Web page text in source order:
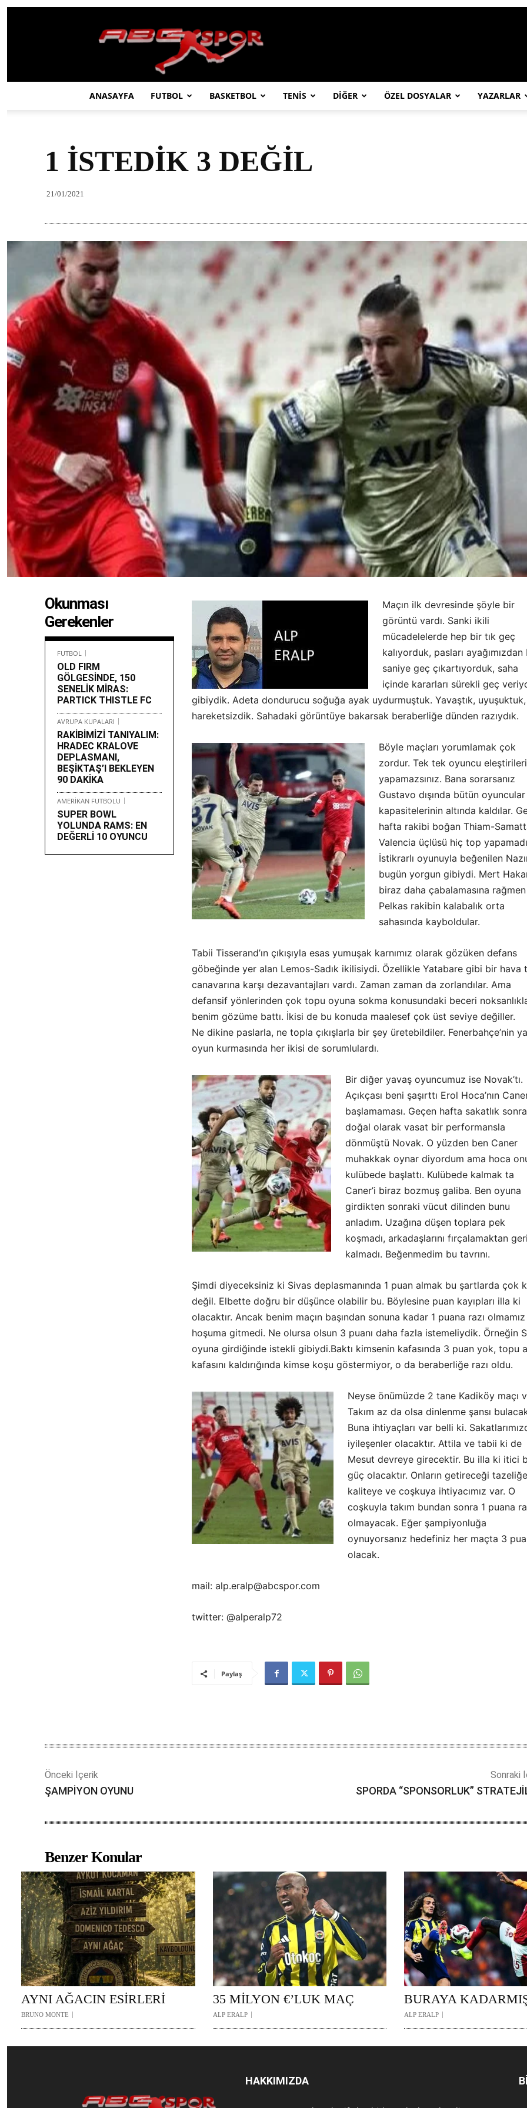
ABC
SPOR
ANASAYFA FUTBOL BASKETBOL TENİS DİĞER ÖZEL DOSYALAR YAZARLAR
1 İSTEDİK 3 DEĞİL
21/01/2021
Okunması
Gerekenler
FUTBOL
OLD FIRM
GÖLGESİNDE, 150
SENELİK MİRAS:
PARTICK THISTLE FC
AVRUPA KUPALARI
RAKİBİMİZİ TANIYALIM:
HRADEC KRALOVE
DEPLASMANI,
BEŞİKTAŞ’I BEKLEYEN
90 DAKİKA
AMERİKAN FUTBOLU
SUPER BOWL
YOLUNDA RAMS: EN
DEĞERLİ 10 OYUNCU
Maçın ilk devresinde şöyle bir
görüntü vardı. Sanki ikili
mücadelelerde hep bir tık geç
kalıyorduk, pasları ayağımızdan
saniye geç çıkartıyorduk, saha
içinde kararları sürekli geç
gibiydik. Adeta dondurucu soğuğa ayak uydurmuştuk. Yavaştık, uyuşuktuk,
hareketsizdik. Sahadaki görüntüye bakarsak beraberliğe dünden razıydık.
Böyle maçları yorumlamak çok
zordur. Tek tek oyuncu
yapamazsınız. Bana sorarsanız
Gustavo dışında bütün oyuncular
kapasitelerinin altında kaldılar.
hafta rakibi boğan Thiam-
Valencia üçlüsü hiç top
İstikrarlı oyunuyla beğenilen
bugün yorgun gibiydi. Mert
biraz daha çabalamasına rağmen
Pelkas rakibin kalabalık orta
sahasında kayboldular.
Tabii Tisserand’ın çıkışıyla esas yumuşak karnımız olarak gözüken defans
göbeğinde yer alan Lemos-Sadık ikilisiydi. Özellikle Yatabare gibi bir hava
canavarına karşı dezavantajları vardı. Zaman zaman da zorlandılar. Ama
defansif yönlerinden çok topu oyuna sokma konusundaki beceri
benim gözüme battı. İkisi de bu konuda maalesef çok üst seviye değiller.
Ne dikine paslarla, ne topla çıkışlarla bir şey üretebildiler. Fenerbahçe’nin
oyun kurmasında her ikisi de sorumlulardı.
Bir diğer yavaş oyuncumuz ise Novak’tı.
Açıkçası beni şaşırttı Erol Hoca’nın
başlamaması. Geçen hafta sakatlık
doğal olarak vasat bir performansla
dönmüştü Novak. O yüzden ben Caner
muhakkak oynar diyordum ama hoca
kulübede başlattı. Kulübede kalmak ta
Caner’i biraz bozmuş galiba. Ben oyuna
girdikten sonraki vücut dilinden bunu
anladım. Uzağına düşen toplara pek
koşmadı, arkadaşlarını fırçalamaktan geri
kalmadı. Beğenmedim bu tavrını.
Şimdi diyeceksiniz ki Sivas deplasmanında 1 puan almak bu şartlarda çok
değil. Elbette doğru bir düşünce olabilir bu. Böylesine puan kayıpları illa ki
olacaktır. Ancak benim maçın başından sonuna kadar 1 puana razı olmamız
hoşuma gitmedi. Ne olursa olsun 3 puanı daha fazla istemeliydik. Örneğin
oyuna girdiğinde istekli gibiydi.Baktı kimsenin kafasında 3 puan yok, topu
kafasını kaldırığında kimse koşu göstermiyor, o da beraberliğe razı oldu.
Neyse önümüzde 2 tane Kadiköy maçı
Takım az da olsa dinlenme şansı
Buna ihtiyaçları var belli ki.
iyileşenler olacaktır. Attila ve tabii ki de
Mesut devreye girecektir. Bu illa ki itici
güç olacaktır. Onların getireceği
kaliteye ve coşkuya ihtiyacımız var. O
coşkuyla takım bundan sonra 1 puana
olmayacak. Eğer şampiyonluğa
oynuyorsanız hedefiniz her maçta 3
olacak.
mail: alp.eralp@abcspor.com
twitter: @alperalp72
Paylaş
Önceki İçerik
ŞAMPİYON OYUNU
Sonraki
SPORDA “SPONSORLUK”
Benzer Konular
AYNI AĞACIN ESİRLERİ
BRUNO MONTE
35 MİLYON €’LUK MAÇ
ALP ERALP
BURAYA
ALP ERALP
HAKKIMIZDA